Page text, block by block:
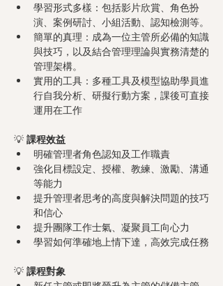
學習形式多樣：包括影片欣賞、角色扮
演、案例研討、小組活動、認知檢測等。
簡單的真理：成為一位主管所必備的知識
與技巧，以及結合管理理論與實務清楚的
管理架構。
實用的工具：多種工具及模型協助學員進
行自我分析、研擬行動方案，課後可直接
運用在工作
💡 課程效益
明確管理者角色認知及工作職責
強化目標設定、授權、教練、激勵、溝通
等能力
提升管理者思考的高度與解決問題的技巧
和信心
提升團隊工作士氣、凝聚員工向心力
學習如何準確地上情下達，高效完成任務
💡 課程對象